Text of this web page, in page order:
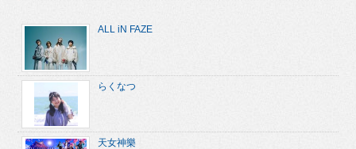
ALL iN FAZE
らくなつ
天女神樂